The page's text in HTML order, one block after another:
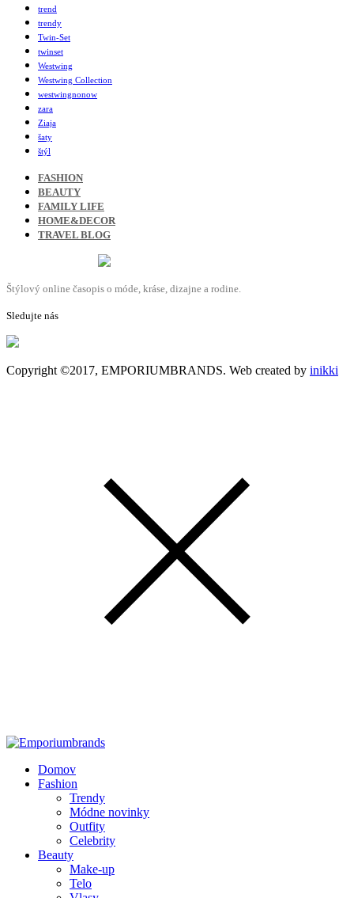
trend
trendy
Twin-Set
twinset
Westwing
Westwing Collection
westwingnonow
zara
Ziaja
šaty
štýl
FASHION
BEAUTY
FAMILY LIFE
HOME&DECOR
TRAVEL BLOG
Štýlový online časopis o móde, kráse, dizajne a rodine.
Sledujte nás
Copyright ©2017, EMPORIUMBRANDS. Web created by inikki
Domov
Fashion
Trendy
Módne novinky
Outfity
Celebrity
Beauty
Make-up
Telo